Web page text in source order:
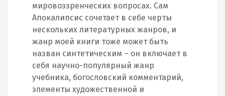
мировоззренческих вопросах. Сам
Апокалипсис сочетает в себе черты
нескольких литературных жанров, и
жанр моей книги тоже может быть
назван синтетическим – он включает в
себя научно-популярный жанр
учебника, богословский комментарий,
элементы художественной и